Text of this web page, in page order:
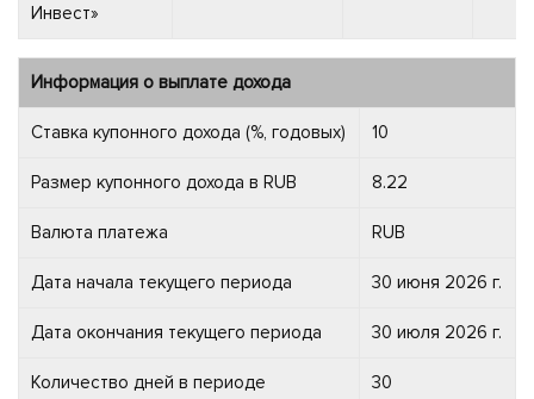
Инвест»
Информация о выплате дохода
Ставка купонного дохода (%, годовых) 10
Размер купонного дохода в RUB 8.22
Валюта платежа RUB
Дата начала текущего периода 30 июня 2026 г.
Дата окончания текущего периода 30 июля 2026 г.
Количество дней в периоде 30